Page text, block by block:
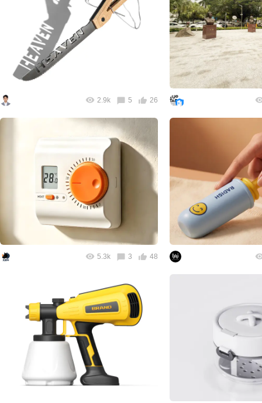
2.9k 5 26
5.3k 3 48